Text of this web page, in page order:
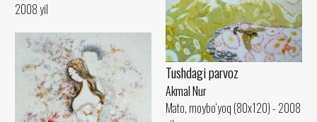
2008 yil
Tushdagi parvoz
Akmal Nur
Mato, moybo‘yoq (80x120) - 2008